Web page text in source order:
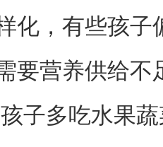
，有些孩子
要营养供给
子多吃水果